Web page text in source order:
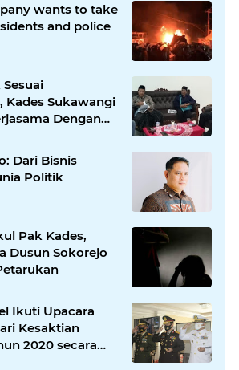
wants to take
and police
Kades Sukawangi
Dengan
Link Net
Dari Bisnis
Politik
Pak Kades,
Dusun Sokorejo
Ikuti Upacara
Kesaktian
2020 secara